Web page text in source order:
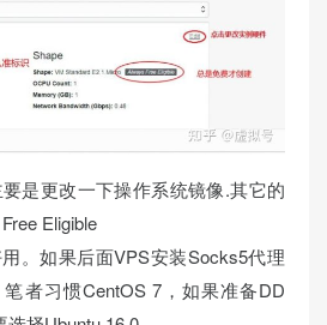
是更改一下操作系统镜像.其它的
Eligible
。如果后面VPS安装Socks5代理
者习惯CentOS 7，如果准备DD